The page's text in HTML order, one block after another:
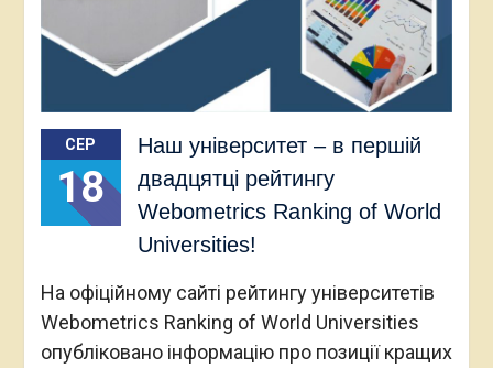
СЕР
18
Наш університет – в першій
двадцятці рейтингу
Webometrics Ranking of World
Universities!
На офіційному сайті рейтингу університетів
Webometrics Ranking of World Universities
опубліковано інформацію про позиції кращих